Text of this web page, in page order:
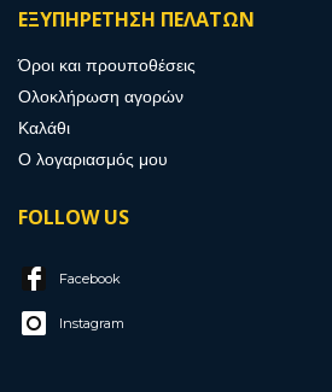
ΕΞΥΠΗΡΕΤΗΣΗ ΠΕΛΑΤΩΝ
Όροι και προυποθέσεις
Ολοκλήρωση αγορών
Καλάθι
Ο λογαριασμός μου
FOLLOW US
Facebook
Instagram